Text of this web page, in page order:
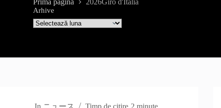
Prima pagină 2026Giro d'Italia
Arhive
In ニュース Timp de citire 2 minute